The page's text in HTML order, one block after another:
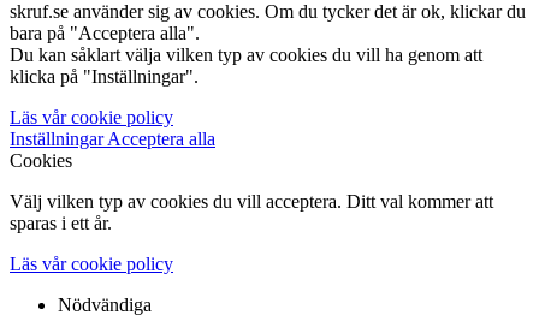
skruf.se använder sig av cookies. Om du tycker det är ok, klickar du
bara på "Acceptera alla".
Du kan såklart välja vilken typ av cookies du vill ha genom att
klicka på "Inställningar".
Läs vår cookie policy
InställningarAcceptera alla
Cookies
Välj vilken typ av cookies du vill acceptera. Ditt val kommer att
sparas i ett år.
Läs vår cookie policy
Nödvändiga